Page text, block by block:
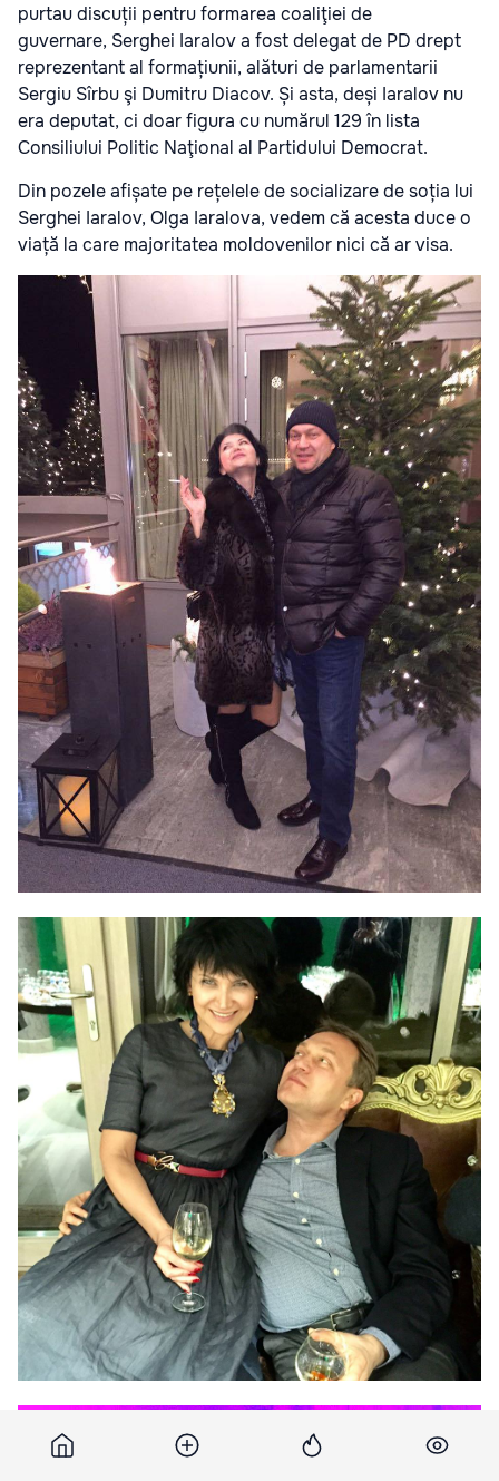
purtau discuții pentru formarea coaliţiei de
guvernare, Serghei Iaralov a fost delegat de PD drept
reprezentant al formațiunii, alături de parlamentarii
Sergiu Sîrbu şi Dumitru Diacov. Și asta, deși Iaralov nu
era deputat, ci doar figura cu numărul 129 în lista
Consiliului Politic Naţional al Partidului Democrat.
Din pozele afișate pe rețelele de socializare de soția lui
Serghei Iaralov, Olga Iaralova, vedem că acesta duce o
viață la care majoritatea moldovenilor nici că ar visa.